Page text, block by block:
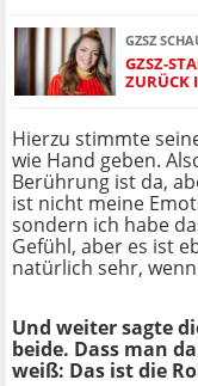
GZSZ
GZSZ-
ZURÜCK
Hierzu stimmte
wie Hand geben.
Berührung ist da,
ist nicht meine
sondern ich habe
Gefühl, aber es ist
natürlich sehr,
Und weiter sagte
beide. Dass man
weiß: Das ist die